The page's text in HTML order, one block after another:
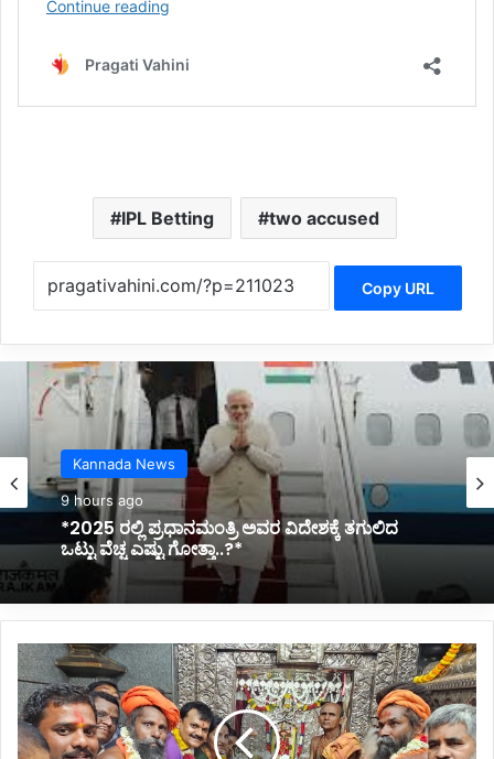
IPL Betting two accused
Copy URL
Kannada News
9 hours ago
*2025 ರಲ್ಲಿ ಪ್ರಧಾನಮಂತ್ರಿ ಅವರ ವಿದೇಶಕ್ಕೆ ತಗುಲಿದ
ಒಟ್ಟು ವೆಚ್ಚ ಎಷ್ಟು ಗೋತ್ತಾ..?*
*ರೇಣುಕಾ
ಯಲ್ಲಮ್ಮನಿಗೆ
ಚಿನ್ನ
ಲೇಪಿತ
ಸೀರೆ